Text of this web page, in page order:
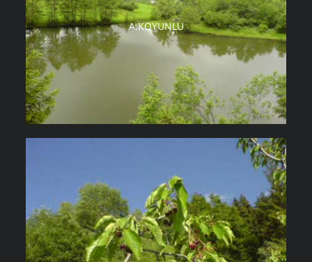
A.KOYUNLU